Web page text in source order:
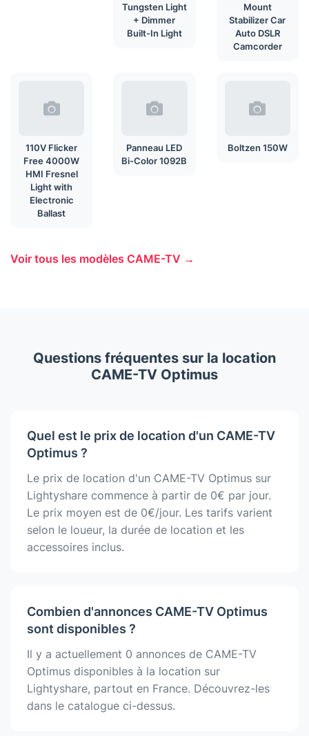
Tungsten Light
+ Dimmer
Built-In Light
Mount
Stabilizer Car
Auto DSLR
Camcorder
110V Flicker
Free 4000W
HMI Fresnel
Light with
Electronic
Ballast
Panneau LED
Bi-Color 1092B
Boltzen 150W
Voir tous les modèles CAME-TV →
Questions fréquentes sur la location
CAME-TV Optimus
Quel est le prix de location d'un CAME-TV
Optimus ?
Le prix de location d'un CAME-TV Optimus sur
Lightyshare commence à partir de 0€ par jour.
Le prix moyen est de 0€/jour. Les tarifs varient
selon le loueur, la durée de location et les
accessoires inclus.
Combien d'annonces CAME-TV Optimus
sont disponibles ?
Il y a actuellement 0 annonces de CAME-TV
Optimus disponibles à la location sur
Lightyshare, partout en France. Découvrez-les
dans le catalogue ci-dessus.